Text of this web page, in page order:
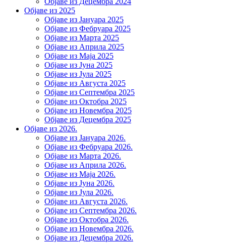
Објаве из 2025
Објаве из Јануара 2025
Објаве из Фебруара 2025
Објаве из Марта 2025
Објаве из Априла 2025
Објаве из Маја 2025
Објаве из Јуна 2025
Објаве из Јула 2025
Објаве из Августа 2025
Објаве из Септембра 2025
Објаве из Октобра 2025
Објаве из Новембра 2025
Објаве из Децембра 2025
Објаве из 2026.
Објаве из Јануара 2026.
Објаве из Фебруара 2026.
Објаве из Марта 2026.
Објаве из Априла 2026.
Објаве из Маја 2026.
Објаве из Јуна 2026.
Објаве из Јула 2026.
Објаве из Августа 2026.
Објаве из Септембра 2026.
Објаве из Октобра 2026.
Објаве из Новембра 2026.
Објаве из Децембра 2026.